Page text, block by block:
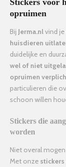
Stickers voor
opruimen
Bij Jerma.nlvind je
huisdieren
duidelijke en
wel of niet
opruimen
particulieren die
schoon willen
Stickers die
worden
Niet overal
Met onze